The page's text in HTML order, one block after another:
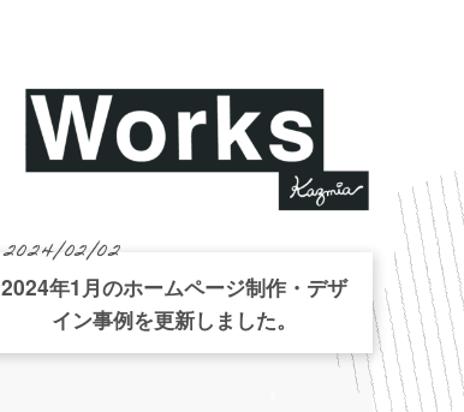
2024/02/02
2024年1月のホームページ制作・デザ
イン事例を更新しました。